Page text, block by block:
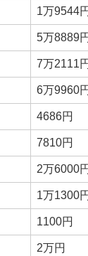
1万9544円
5万8889円
7万2111円
6万9960円
4686円
7810円
2万6000円
1万1300円
1100円
2万円